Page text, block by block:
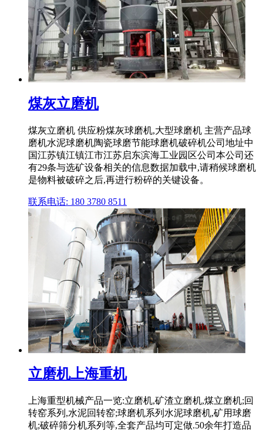
煤灰立磨机
煤灰立磨机 供应粉煤灰球磨机,大型球磨机 主营产品球
磨机水泥球磨机陶瓷球磨节能球磨机破碎机公司地址中
国江苏镇江镇江市江苏启东滨海工业园区公司本公司还
有29条与选矿设备相关的信息数据加载中,请稍候球磨机
是物料被破碎之后,再进行粉碎的关键设备。
联系电话: 180 3780 8511
立磨机上海重机
上海重型机械产品一览:立磨机,矿渣立磨机,煤立磨机;回
转窑系列,水泥回转窑;球磨机系列水泥球磨机,矿用球磨
机;破碎筛分机系列等,全套产品均可定做.50余年打造品